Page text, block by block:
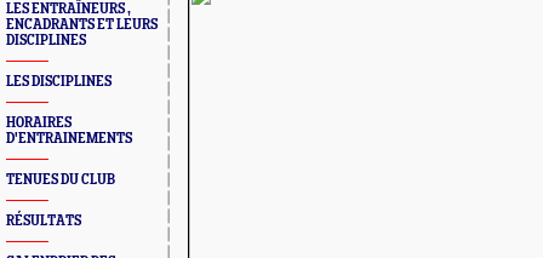
LES ENTRAÎNEURS ,
ENCADRANTS ET LEURS
DISCIPLINES
LES DISCIPLINES
HORAIRES
D'ENTRAINEMENTS
TENUES DU CLUB
RÉSULTATS